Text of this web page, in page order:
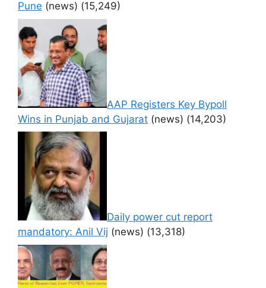
Pune (news) (15,249)
AAP Registers Key Bypoll
Wins in Punjab and Gujarat (news) (14,203)
Daily power cut report
mandatory: Anil Vij (news) (13,318)